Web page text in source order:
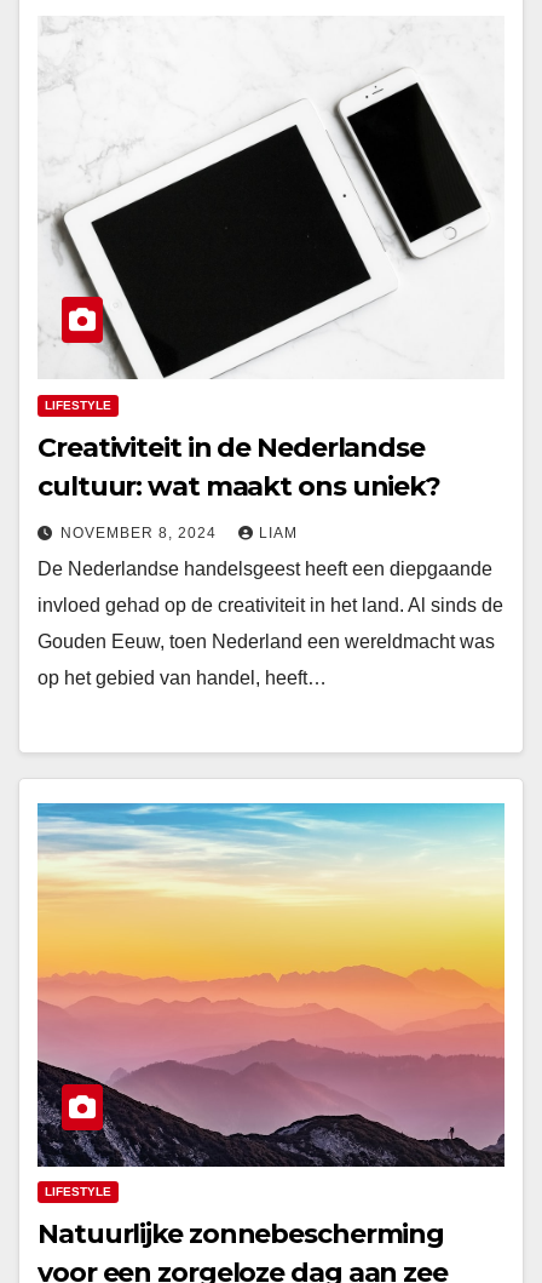
LIFESTYLE
Creativiteit in de Nederlandse
cultuur: wat maakt ons uniek?
NOVEMBER 8, 2024 LIAM
De Nederlandse handelsgeest heeft een diepgaande
invloed gehad op de creativiteit in het land. Al sinds de
Gouden Eeuw, toen Nederland een wereldmacht was
op het gebied van handel, heeft…
LIFESTYLE
Natuurlijke zonnebescherming
voor een zorgeloze dag aan zee